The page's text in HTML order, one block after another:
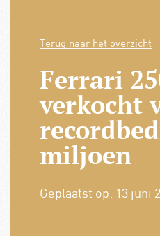
Terug naar het overzicht
Ferrari
verkocht
miljoen
Geplaatst op: 13 juni